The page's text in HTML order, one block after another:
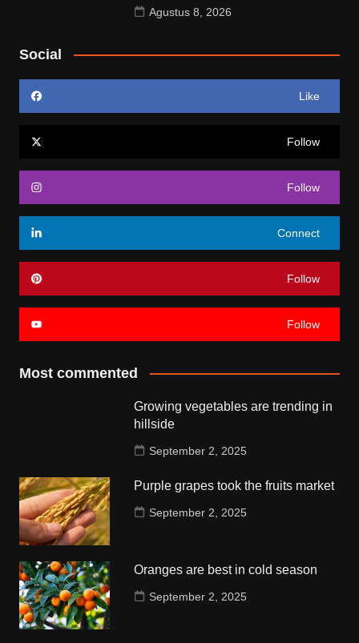
Agustus 8, 2026
Social
Like
Follow
Follow
Connect
Follow
Follow
Most commented
Growing vegetables are trending in
hillside
September 2, 2025
Purple grapes took the fruits market
September 2, 2025
Oranges are best in cold season
September 2, 2025